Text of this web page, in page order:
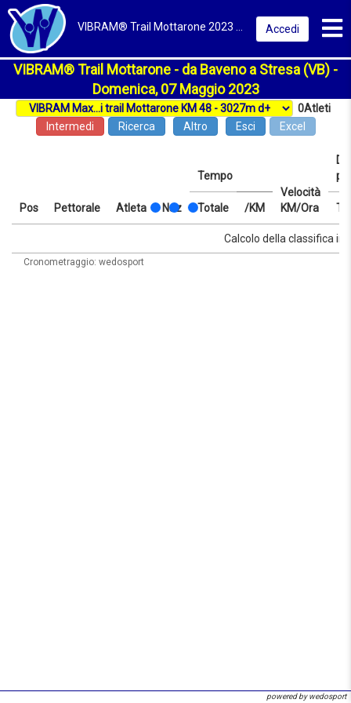
Accedi
VIBRAM® Trail Mottarone - da Baveno a Stresa (VB) -
Domenica, 07 Maggio 2023
0Atleti
Intermedi
Ricerca Altro Esci Excel
Pos Pettorale Atleta Naz
Tempo
Velocità
KM/Ora
Totale /KM
Tempo
Velocità
Totale /KM
Calcolo della classifica in
Cronometraggio: wedosport
powered by wedosport